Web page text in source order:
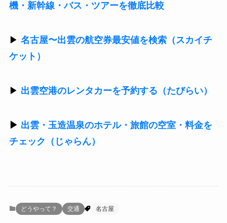
機・新幹線・バス・ツアーを徹底比較
▶ 名古屋〜出雲の航空券最安値を検索（スカイチ
ケット）
▶ 出雲空港のレンタカーを予約する（たびらい）
▶ 出雲・玉造温泉のホテル・旅館の空室・料金を
チェック（じゃらん）
どうやって？ 交通 名古屋